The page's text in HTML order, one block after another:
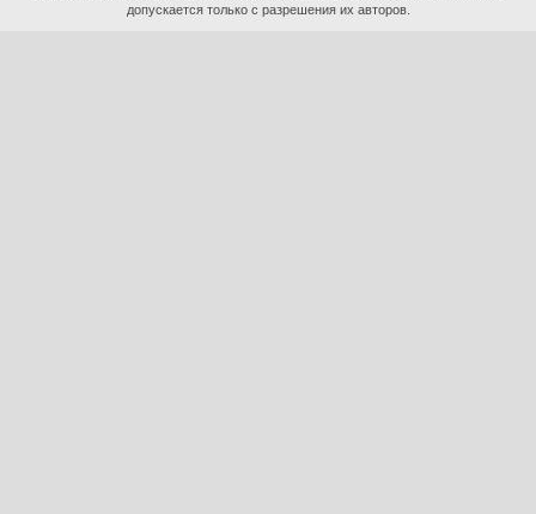
допускается только с разрешения их авторов.